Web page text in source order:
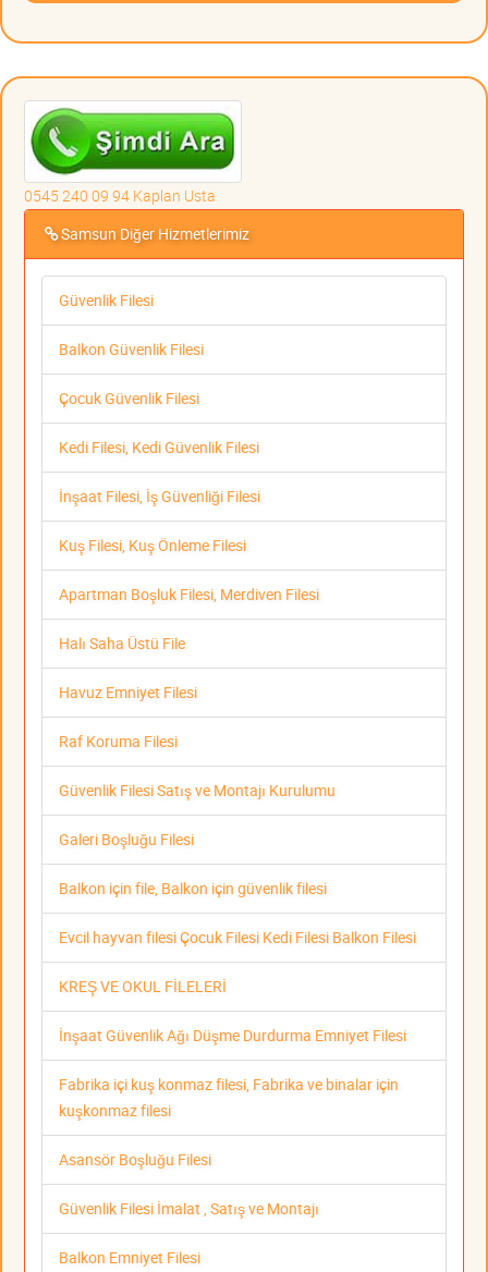
0545 240 09 94 Kaplan Usta
Samsun Diğer Hizmetlerimiz
Güvenlik Filesi
Balkon Güvenlik Filesi
Çocuk Güvenlik Filesi
Kedi Filesi, Kedi Güvenlik Filesi
İnşaat Filesi, İş Güvenliği Filesi
Kuş Filesi, Kuş Önleme Filesi
Apartman Boşluk Filesi, Merdiven Filesi
Halı Saha Üstü File
Havuz Emniyet Filesi
Raf Koruma Filesi
Güvenlik Filesi Satış ve Montajı Kurulumu
Galeri Boşluğu Filesi
Balkon için file, Balkon için güvenlik filesi
Evcil hayvan filesi Çocuk Filesi Kedi Filesi Balkon Filesi
KREŞ VE OKUL FİLELERİ
İnşaat Güvenlik Ağı Düşme Durdurma Emniyet Filesi
Fabrika içi kuş konmaz filesi, Fabrika ve binalar için
kuşkonmaz filesi
Asansör Boşluğu Filesi
Güvenlik Filesi İmalat , Satış ve Montajı
Balkon Emniyet Filesi